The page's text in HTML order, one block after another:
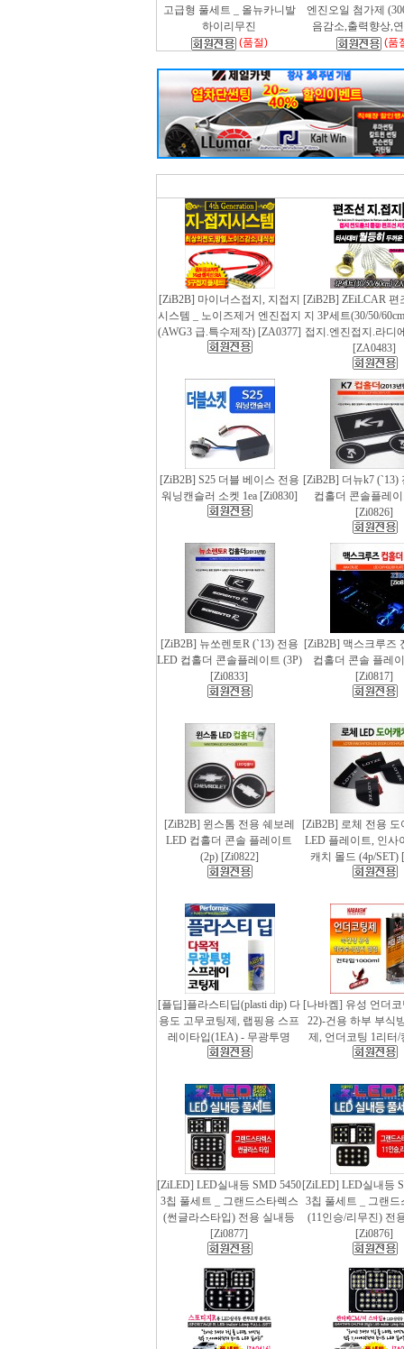
고급형 풀세트 _ 올뉴카니발
하이리무진
(품절)
엔진오일 첨가제
음감소,출력향상,
(품
[ZiB2B] 마이너스접지, 지접지
시스템 _ 노이즈제거 엔진접지
(AWG3 급.특수제작) [ZA0377]
[ZiB2B] ZEiLCAR 편
지 3P세트(30/50/
접지.엔진접지.라디
[ZA0483]
[ZiB2B] S25 더블 베이스 전용
워닝캔슬러 소켓 1ea [Zi0830]
[ZiB2B] 더뉴k7 (`13)
컵홀더 콘솔플레
[Zi0826]
[ZiB2B] 뉴쏘렌토R (`13) 전용
LED 컵홀더 콘솔플레이트 (3P)
[Zi0833]
[ZiB2B] 맥스크루즈
컵홀더 콘솔 플레
[Zi0817]
[ZiB2B] 윈스톰 전용 쉐보레
LED 컵홀더 콘솔 플레이트
(2p) [Zi0822]
[ZiB2B] 로체 전용 도
LED 플레이트, 인사
캐치 몰드 (4p/SET)
[플딥]플라스티딥(plasti dip) 다
용도 고무코팅제, 랩핑용 스프
레이타입(1EA) - 무광투명
[나바켐] 유성 언더
22)-건용 하부 부식
제, 언더코팅 1리터/
[ZiLED] LED실내등 SMD 5450
3칩 풀세트 _ 그랜드스타렉스
(썬글라스타입) 전용 실내등
[Zi0877]
[ZiLED] LED실내등
3칩 풀세트 _ 그랜드
(11인승/리무진) 전
[Zi0876]